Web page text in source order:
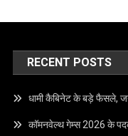
RECENT POSTS
धामी कैबिनेट के बड़े फैसले,
कॉमनवेल्थ गेम्स 2026 के